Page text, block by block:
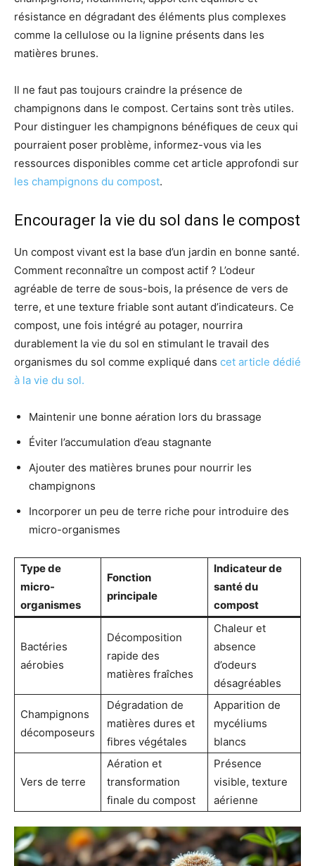
résistance en dégradant des éléments plus complexes
comme la cellulose ou la lignine présents dans les
matières brunes.
Il ne faut pas toujours craindre la présence de
champignons dans le compost. Certains sont très utiles.
Pour distinguer les champignons bénéfiques de ceux qui
pourraient poser problème, informez-vous via les
ressources disponibles comme cet article approfondi sur
les champignons du compost.
Encourager la vie du sol dans le compost
Un compost vivant est la base d’un jardin en bonne santé.
Comment reconnaître un compost actif ? L’odeur
agréable de terre de sous-bois, la présence de vers de
terre, et une texture friable sont autant d’indicateurs. Ce
compost, une fois intégré au potager, nourrira
durablement la vie du sol en stimulant le travail des
organismes du sol comme expliqué dans cet article dédié
à la vie du sol.
Maintenir une bonne aération lors du brassage
Éviter l’accumulation d’eau stagnante
Ajouter des matières brunes pour nourrir les
champignons
Incorporer un peu de terre riche pour introduire des
micro-organismes
Type de
micro-
organismes
Fonction
principale
Indicateur de
santé du
compost
Bactéries
aérobies
Décomposition
rapide des
matières fraîches
Chaleur et
absence
d’odeurs
désagréables
Champignons
décomposeurs
Dégradation de
matières dures et
fibres végétales
Apparition de
mycéliums
blancs
Vers de terre
Aération et
transformation
finale du compost
Présence
visible, texture
aérienne